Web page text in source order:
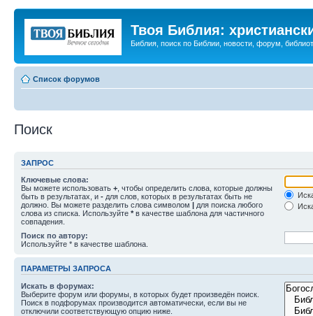
Твоя Библия:
Библия, поиск по Библии, новости, форум,
Список форумов
Поиск
ЗАПРОС
Ключевые слова:
Вы можете использовать + , чтобы определить слова, которые должны
быть в результатах, и - для слов, которых в результатах быть не
должно. Вы можете разделить слова символом | для поиска любого
слова из списка. Используйте * в качестве шаблона для частичного
совпадения.
Поиск по автору:
Используйте * в качестве шаблона.
ПАРАМЕТРЫ ЗАПРОСА
Искать в форумах:
Выберите форум или форумы, в которых будет произведён поиск.
Поиск в подфорумах производится автоматически, если вы не
отключили соответствующую опцию ниже.